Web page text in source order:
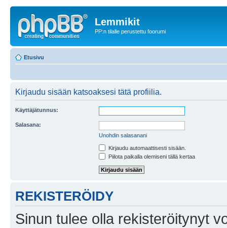
Lemmikit
PP:n tilalle perustettu foorumi
Etusivu
Kirjaudu sisään katsoaksesi tätä profiilia.
Käyttäjätunnus:
Salasana:
Unohdin salasanani
Kirjaudu automaattisesti sisään.
Piilota paikalla olemiseni tällä kertaa
REKISTERÖIDY
Sinun tulee olla rekisteröitynyt